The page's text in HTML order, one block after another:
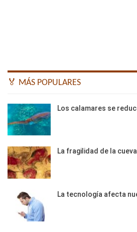
🏅 MÁS POPULARES
Los calamares se
La fragilidad de la
La tecnología afecta